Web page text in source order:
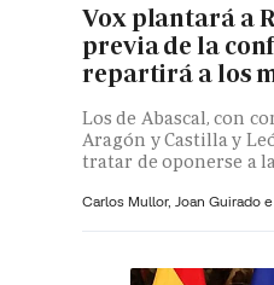
Vox plantará a
previa de la
repartirá a los
Los de Abascal, con
Aragón y Castilla y
tratar de oponerse a
Carlos Mullor, Joan Guirado e